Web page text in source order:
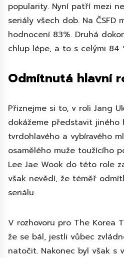
popularity. Nyní patří mezi
seriály všech dob. Na ČSFD
hodnocení 83%. Druhá
chlup lépe, a to s celými 84
Odmítnutá hlavní
Přiznejme si to, v roli Jang
dokážeme představit jiného
tvrdohlavého a vybíravého
osamělého muže toužícího
Lee Jae Wook do této role
však nevědí, že téměř
seriálu.
V rozhovoru pro The Korea
že se bál, jestli vůbec
natočit. Nakonec byl však s